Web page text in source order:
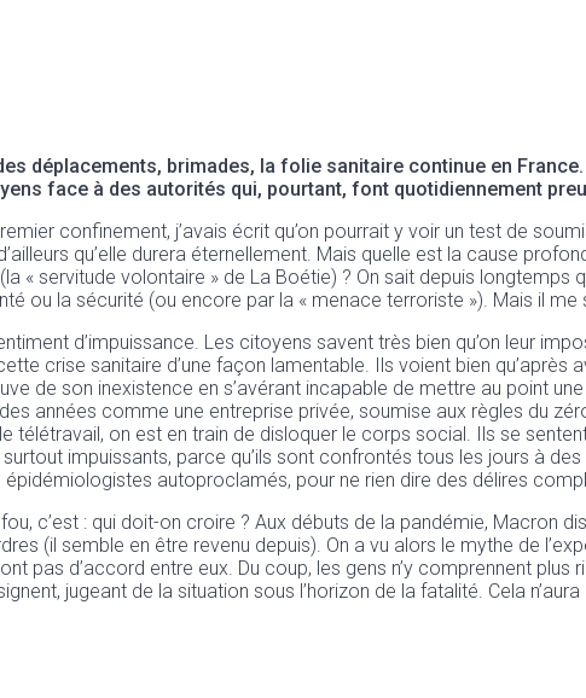
déplacements, brimades, la folie sanitaire continue en
face à des autorités qui, pourtant, font quotidiennement
confinement, j’avais écrit qu’on pourrait y voir un test de
qu’elle durera éternellement. Mais quelle est la cause
« servitude volontaire » de La Boétie) ? On sait depuis
ou la sécurité (ou encore par la « menace terroriste »). Mais il me
d’impuissance. Les citoyens savent très bien qu’on leur
crise sanitaire d’une façon lamentable. Ils voient bien
de son inexistence en s’avérant incapable de mettre au point
des années comme une entreprise privée, soumise aux règles du
télétravail, on est en train de disloquer le corps social. Ils se
impuissants, parce qu’ils sont confrontés tous les jours à
autoproclamés, pour ne rien dire des délires
c’est : qui doit-on croire ? Aux débuts de la pandémie, Macron
(il semble en être revenu depuis). On a vu alors le mythe de
pas d’accord entre eux. Du coup, les gens n’y comprennent
jugeant de la situation sous l’horizon de la fatalité. Cela